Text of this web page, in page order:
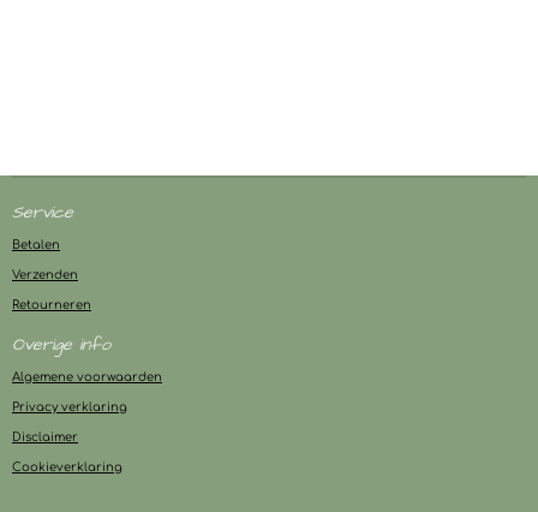
Service
Betalen
Verzenden
Retourneren
Overige info
Algemene voorwaarden
Privacy verklaring
Disclaimer
Cookieverklaring